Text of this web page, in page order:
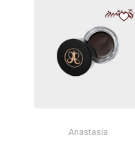
Anastasia